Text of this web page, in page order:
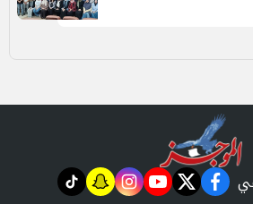
facebook
twitter
youtube
instagram
snapchat
tiktok